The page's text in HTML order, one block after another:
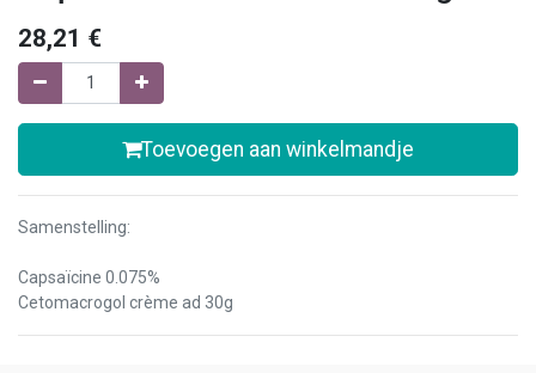
28,21 €
Toevoegen aan winkelmandje
Samenstelling:
Capsaïcine 0.075%
Cetomacrogol crème ad 30g